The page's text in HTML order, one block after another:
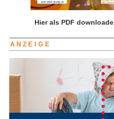
Hier als PDF
ANZEIGE